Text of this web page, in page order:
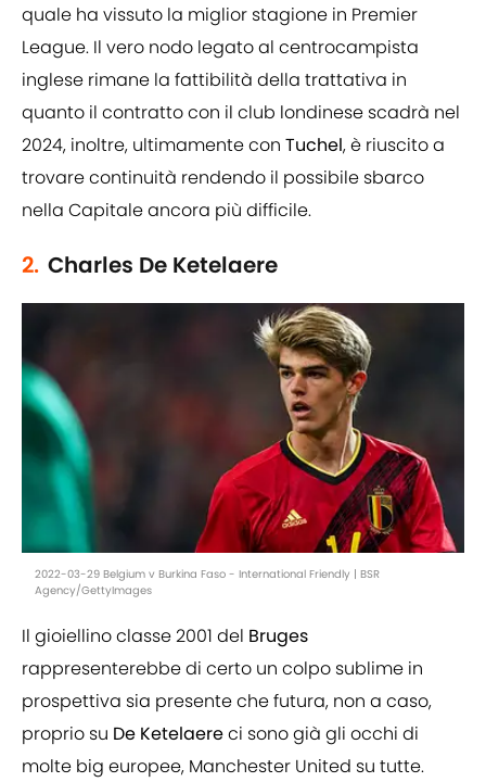
quale ha vissuto la miglior stagione in Premier
League. Il vero nodo legato al centrocampista
inglese rimane la fattibilità della trattativa in
quanto il contratto con il club londinese scadrà nel
2024, inoltre, ultimamente con Tuchel, è riuscito a
trovare continuità rendendo il possibile sbarco
nella Capitale ancora più difficile.
2. Charles De Ketelaere
2022-03-29 Belgium v Burkina Faso - International Friendly | BSR
Agency/GettyImages
Il gioiellino classe 2001 del Bruges
rappresenterebbe di certo un colpo sublime in
prospettiva sia presente che futura, non a caso,
proprio su De Ketelaereci sono già gli occhi di
molte big europee, Manchester United su tutte.